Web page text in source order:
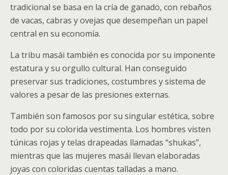
tradicional se basa en la cría de ganado, con rebaños
de vacas, cabras y ovejas que desempeñan un papel
central en su economía.
La tribu masái también es conocida por su imponente
estatura y su orgullo cultural. Han conseguido
preservar sus tradiciones, costumbres y sistema de
valores a pesar de las presiones externas.
También son famosos por su singular estética, sobre
todo por su colorida vestimenta. Los hombres visten
túnicas rojas y telas drapeadas llamadas “shukas”,
mientras que las mujeres masái llevan elaboradas
joyas con coloridas cuentas talladas a mano.